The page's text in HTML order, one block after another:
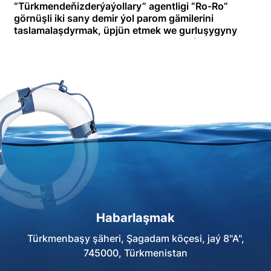
“Türkmendeňizderýaýollary” agentligi “Ro-Ro”
görnüşli iki sany demir ýol parom gämilerini
taslamalaşdyrmak, üpjün etmek we gurluşygyny
dolandyrmak barada bäsleşik yglan edýär.
Habarlaşmak
Türkmenbaşy şäheri, Şagadam köçesi, jaý 8"A",
745000, Türkmenistan